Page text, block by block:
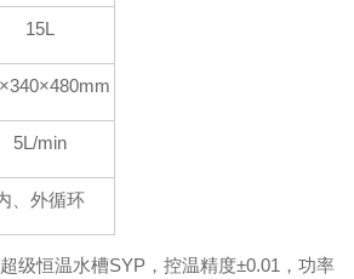
15L
5L/min
、外循环
级恒温水槽SYP，控温精度±0.01，功率